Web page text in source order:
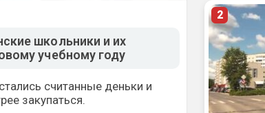
школьники и их
учебному году
считанные деньки и
закупаться.